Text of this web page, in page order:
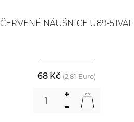
ČERVENÉ NÁUŠNICE U89-51VAF
68 Kč (2,81 Euro)